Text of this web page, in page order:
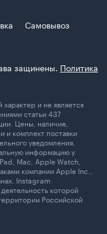
Самовывоз
защинены. Политика
и не является
статьи 437
Цены, наличие,
и комплект поставки
уведомления.
информацию у
Mac, Apple Watch,
компании Apple Inc.,
Instagram
которой
Российской